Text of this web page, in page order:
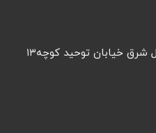
تهران تهرانپارس استقلال شرق خیابان توحید کوچه۱۳